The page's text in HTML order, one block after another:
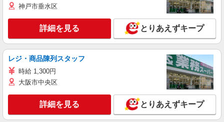
神戸市垂水区
詳細を見る とりあえずキープ
レジ・商品陳列スタッフ
時給 1,300円
大阪市中央区
詳細を見る とりあえずキープ